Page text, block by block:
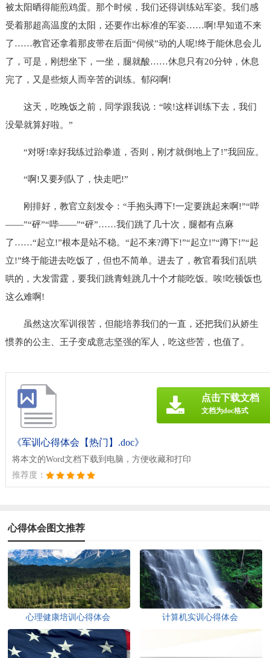
被太阳晒得能煎鸡蛋。那个时候，我们还得训练站军姿。我们感
受着那超高温度的太阳，还要作出标准的军姿……啊!早知道不来
了……教官还拿着那皮带在后面“伺候”动的人呢!终于能休息会儿
了，可是，刚想坐下，一坐，腿就酸……休息只有20分钟，休息
完了，又是些烦人而辛苦的训练。郁闷啊!
这天，吃晚饭之前，同学跟我说：“唉!这样训练下去，我们
没晕就算好啦。”
“对呀!幸好我练过跆拳道，否则，刚才就倒地上了!”我回应。
“啊!又要列队了，快走吧!”
刚排好，教官立刻发令：“手抱头蹲下!一定要跳起来啊!”“哔
——”“砰”“哔——”“砰”……我们跳了几十次，腿都有点麻
了……“起立!”根本是站不稳。“起不来?蹲下!”“起立!”“蹲下!”“起
立!”终于能进去吃饭了，但也不简单。进去了，教官看我们乱哄
哄的，大发雷霆，要我们跳青蛙跳几十个才能吃饭。唉!吃顿饭也
这么难啊!
虽然这次军训很苦，但能培养我们的一直，还把我们从娇生
惯养的公主、王子变成意志坚强的军人，吃这些苦，也值了。
《军训心得体会【热门】.doc》
将本文的Word文档下载到电脑，方便收藏和打印
推荐度：
点击下载文档
文档为doc格式
心得体会图文推荐
心理健康培训心得体会 计算机实训心得体会